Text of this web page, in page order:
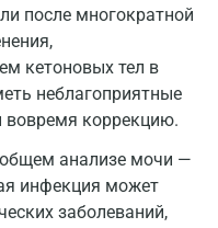
после многократной
кетоновых тел в
неблагоприятные
вовремя коррекцию.
анализе мочи —
инфекция может
заболеваний,